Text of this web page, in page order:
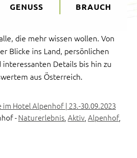
GENUSS
BRAUCH
die mehr wissen wollen. Von
Blicke ins Land, persönlichen
interessanten Details bis hin zu
aus Österreich.
Hotel Alpenhof | 23.-30.09.2023
-Naturerlebnis Aktiv Alpenhof,